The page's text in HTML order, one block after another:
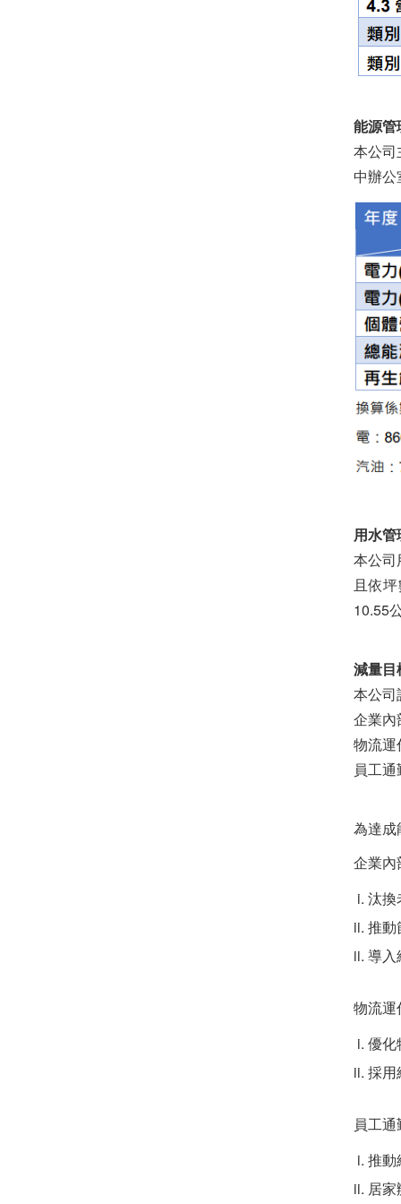
能源管
本公
中辦
用水管
本公
且依
10.55
減量目
本公司
企業內
物流運
員工
為達成
企業內
汰換
推動
導入
物流運
優化
採用
員工
推動
居